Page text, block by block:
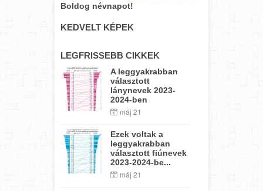
Boldog névnapot!
KEDVELT KÉPEK
LEGFRISSEBB CIKKEK
A leggyakrabban
választott
lánynevek 2023-
2024-ben
máj 21
Ezek voltak a
leggyakrabban
választott fiúnevek
2023-2024-be...
máj 21